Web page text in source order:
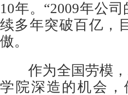
10年。“2009年公
续多年突破百亿，
傲。
作为全国劳模，
学院深造的机会